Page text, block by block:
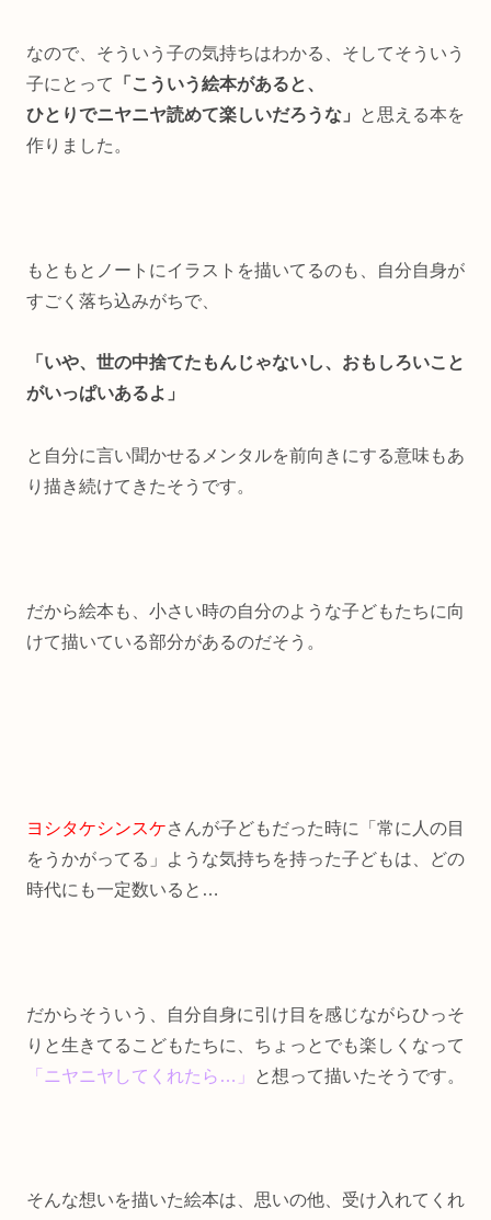
なので、そういう子の気持ちはわかる、そしてそういう
子にとって
「こういう絵本があると、
ひとりでニヤニヤ読めて楽しいだろうな」
と思える本を
作りました。
もともとノートにイラストを描いてるのも、自分自身が
すごく落ち込みがちで、
「いや、世の中捨てたもんじゃないし、おもしろいこと
がいっぱいあるよ」
と自分に言い聞かせるメンタルを前向きにする意味もあ
り描き続けてきたそうです。
だから絵本も、小さい時の自分のような子どもたちに向
けて描いている部分があるのだそう。
ヨシタケシンスケさんが子どもだった時に「常に人の目
をうかがってる」ような気持ちを持った子どもは、どの
時代にも一定数いると…
だからそういう、自分自身に引け目を感じながらひっそ
りと生きてるこどもたちに、ちょっとでも楽しくなって
「ニヤニヤしてくれたら…」
と想って描いたそうです。
そんな想いを描いた絵本は、思いの他、受け入れてくれ